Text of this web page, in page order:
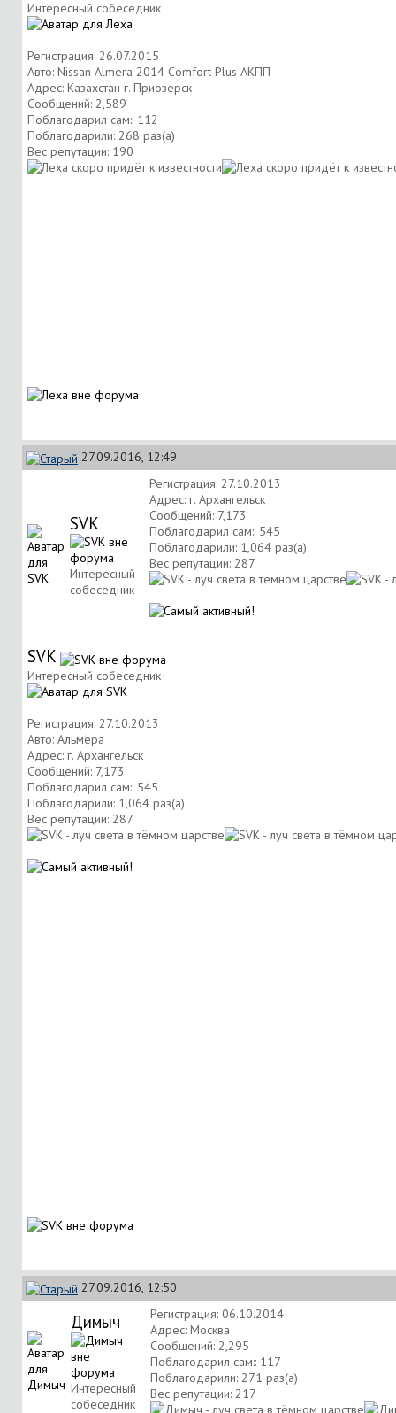
Интересный собеседник
Регистрация: 26.07.2015
Авто: Nissan Almera 2014 Comfort Plus АКПП
Адрес: Казахстан г. Приозерск
Сообщений: 2,589
Поблагодарил сам:: 112
Поблагодарили: 268 раз(а)
Вес репутации: 190
27.09.2016, 12:49
SVK
Интересный
собеседник
Регистрация: 27.10.2013
Адрес: г. Архангельск
Сообщений: 7,173
Поблагодарил сам:: 545
Поблагодарили: 1,064 раз(а)
Вес репутации: 287
SVK
Интересный собеседник
Регистрация: 27.10.2013
Авто: Альмера
Адрес: г. Архангельск
Сообщений: 7,173
Поблагодарил сам:: 545
Поблагодарили: 1,064 раз(а)
Вес репутации: 287
27.09.2016, 12:50
Димыч
Интересный
собеседник
Регистрация: 06.10.2014
Адрес: Москва
Сообщений: 2,295
Поблагодарил сам:: 117
Поблагодарили: 271 раз(а)
Вес репутации: 217